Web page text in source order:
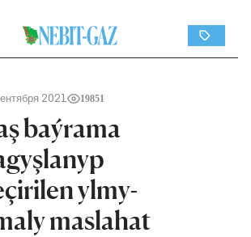
2021 19851
baýrama
ylmy-
maslahat